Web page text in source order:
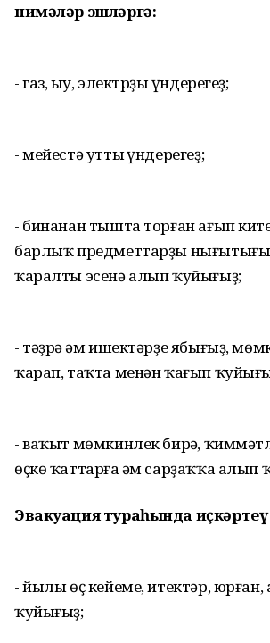
нимәләр эшләргә:
- газ, һыу, электрҙы һүндерегеҙ;
- мейестә утты һүндерегеҙ;
- бинанан тышта торған ағып
барлыҡ предметтарҙы
ҡаралты эсенә алып ҡуйығыҙ;
- тәҙрә һәм ишектәрҙе ябығыҙ,
ҡарап, таҡта менән ҡағып
- ваҡыт мөмкинлек бирһә,
өҫкө ҡаттарға һәм сарҙаҡҡа алып
Эвакуация тураһында иҫкәртеү
- йылы өҫ кейеме, итектәр, юрған,
ҡуйығыҙ;